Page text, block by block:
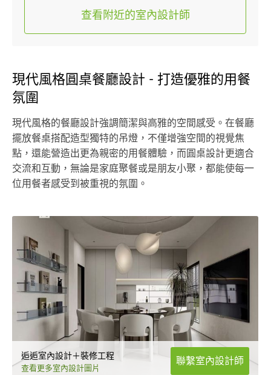
查看附近的室內設計師
現代風格圓桌餐廳設計 - 打造優雅的用餐
氛圍
現代風格的餐廳設計強調簡潔與高雅的空間感受。在餐廳
擺放餐桌搭配造型獨特的吊燈，不僅增強空間的視覺焦
點，還能營造出更為親密的用餐體驗，而圓桌設計更適合
交流和互動，無論是家庭聚餐或是朋友小聚，都能使每一
位用餐者感受到被重視的氛圍。
逅逅室內設計＋裝修工程
查看更多室內設計圖片
聯繫室內設計師